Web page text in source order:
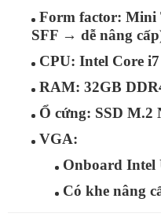
Form factor: Mini
SFF → dễ nâng
CPU: Intel Core
RAM: 32GB
Ổ cứng: SSD M.2
VGA:
Onboard Intel
Có khe nâng